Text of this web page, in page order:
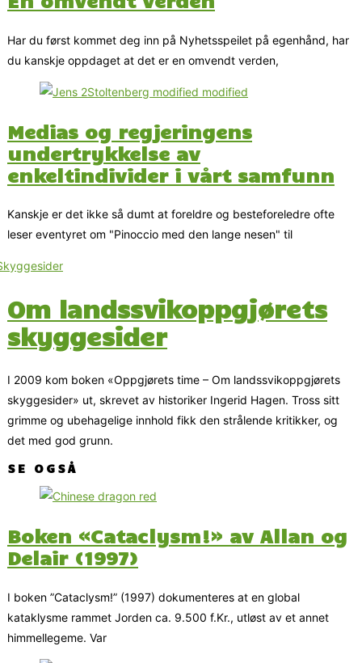
Har du først kommet deg inn på Nyhetsspeilet på egenhånd, har
du kanskje oppdaget at det er en omvendt verden,
Medias og regjeringens
undertrykkelse av
enkeltindivider i vårt samfunn
Kanskje er det ikke så dumt at foreldre og besteforeledre ofte
leser eventyret om "Pinoccio med den lange nesen" til
Om landssvikoppgjørets
skyggesider
I 2009 kom boken «Oppgjørets time – Om landssvikoppgjørets
skyggesider» ut, skrevet av historiker Ingerid Hagen. Tross sitt
grimme og ubehagelige innhold fikk den strålende kritikker, og
det med god grunn.
SE OGSÅ
Boken «Cataclysm!» av Allan og
Delair (1997)
I boken ”Cataclysm!” (1997) dokumenteres at en global
kataklysme rammet Jorden ca. 9.500 f.Kr., utløst av et annet
himmellegeme. Var